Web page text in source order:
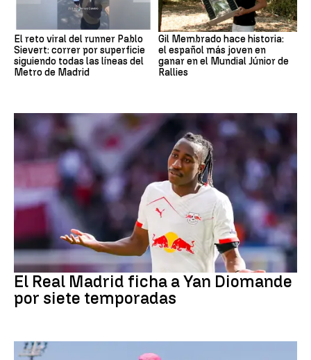
El reto viral del runner Pablo
Sievert: correr por superficie
siguiendo todas las líneas del
Metro de Madrid
Gil Membrado hace historia:
el español más joven en
ganar en el Mundial Júnior de
Rallies
Fútbol
El Real Madrid ficha a Yan Diomande
por siete temporadas